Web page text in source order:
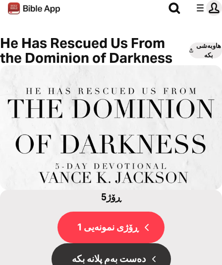
He Has Rescued Us From
the Dominion of Darkness
هاوبەشی
بکە
5ڕۆژ
ڕۆژی نمونەیی 1
دەست بەم پلانە بکە